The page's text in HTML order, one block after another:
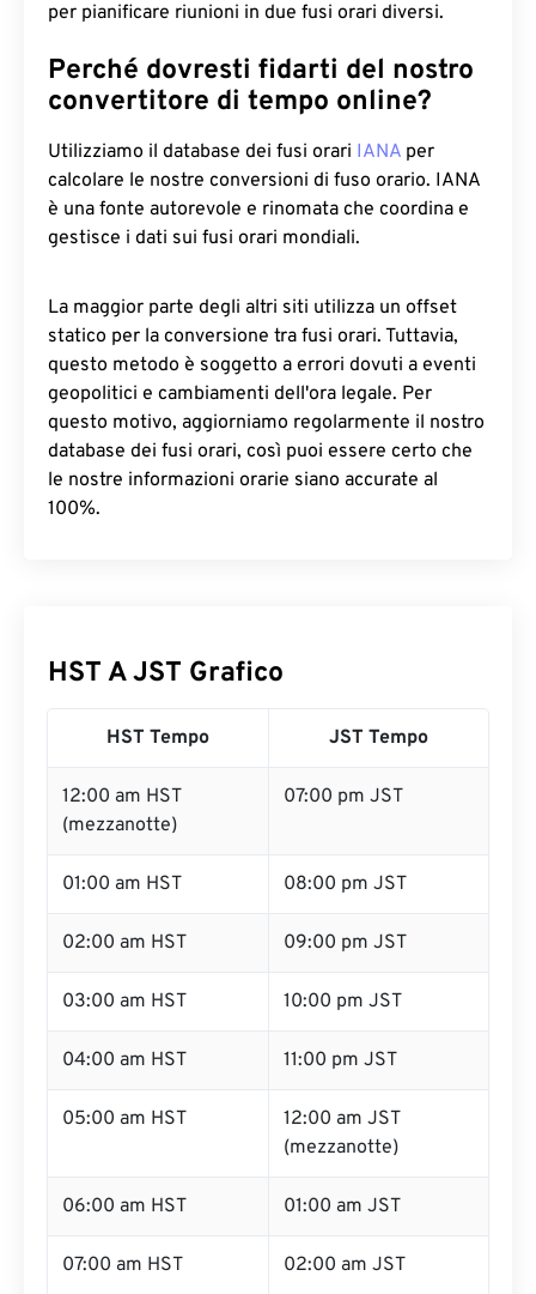
per pianificare riunioni in due fusi orari diversi.
Perché dovresti fidarti del nostro
convertitore di tempo online?
Utilizziamo il database dei fusi orari IANA per
calcolare le nostre conversioni di fuso orario. IANA
è una fonte autorevole e rinomata che coordina e
gestisce i dati sui fusi orari mondiali.
La maggior parte degli altri siti utilizza un offset
statico per la conversione tra fusi orari. Tuttavia,
questo metodo è soggetto a errori dovuti a eventi
geopolitici e cambiamenti dell'ora legale. Per
questo motivo, aggiorniamo regolarmente il nostro
database dei fusi orari, così puoi essere certo che
le nostre informazioni orarie siano accurate al
100%.
HST A JST Grafico
HST Tempo JST Tempo
12:00 am HST
(mezzanotte)
07:00 pm JST
01:00 am HST 08:00 pm JST
02:00 am HST 09:00 pm JST
03:00 am HST 10:00 pm JST
04:00 am HST 11:00 pm JST
05:00 am HST
12:00 am JST
(mezzanotte)
06:00 am HST 01:00 am JST
07:00 am HST 02:00 am JST